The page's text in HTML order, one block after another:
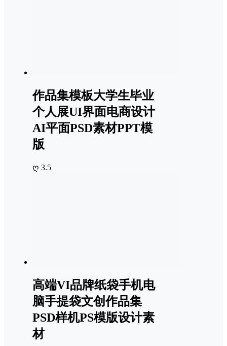
作品集模板大学生毕业
个人展UI界面电商设计
AI平面PSD素材PPT模
版
ღ 3.5
高端VI品牌纸袋手机电
脑手提袋文创作品集
PSD样机PS模版设计素
材